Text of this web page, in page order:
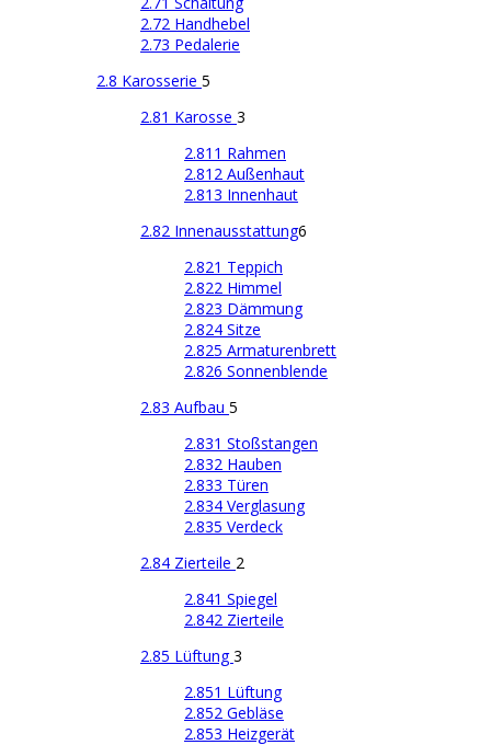
2.72 Handhebel
2.73 Pedalerie
2.8 Karosserie 5
2.81 Karosse 3
2.811 Rahmen
2.812 Außenhaut
2.813 Innenhaut
2.82 Innenausstattung6
2.821 Teppich
2.822 Himmel
2.823 Dämmung
2.824 Sitze
2.825 Armaturenbrett
2.826 Sonnenblende
2.83 Aufbau 5
2.831 Stoßstangen
2.832 Hauben
2.833 Türen
2.834 Verglasung
2.835 Verdeck
2.84 Zierteile 2
2.841 Spiegel
2.842 Zierteile
2.85 Lüftung3
2.851 Lüftung
2.852 Gebläse
2.853 Heizgerät